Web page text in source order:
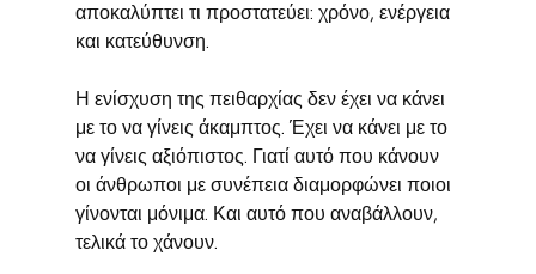
αποκαλύπτει τι προστατεύει: χρόνο, ενέργεια
και κατεύθυνση.
Η ενίσχυση της πειθαρχίας δεν έχει να κάνει
με το να γίνεις άκαμπτος. Έχει να κάνει με το
να γίνεις αξιόπιστος. Γιατί αυτό που κάνουν
οι άνθρωποι με συνέπεια διαμορφώνει ποιοι
γίνονται μόνιμα. Και αυτό που αναβάλλουν,
τελικά το χάνουν.